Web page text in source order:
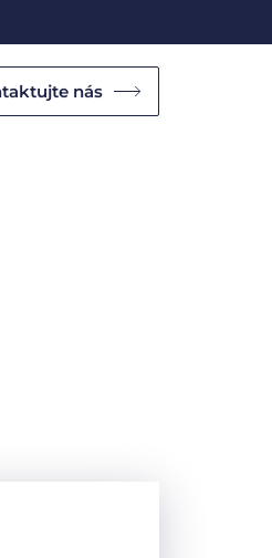
nás